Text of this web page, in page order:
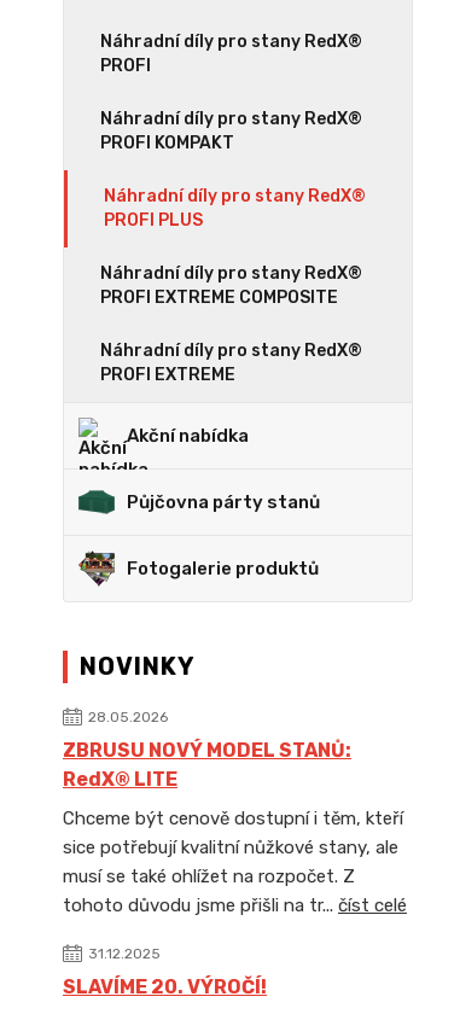
Náhradní díly pro stany RedX®
PROFI
Náhradní díly pro stany RedX®
PROFI KOMPAKT
Náhradní díly pro stany RedX®
PROFI PLUS
Náhradní díly pro stany RedX®
PROFI EXTREME COMPOSITE
Náhradní díly pro stany RedX®
PROFI EXTREME
Akční nabídka
Půjčovna párty stanů
Fotogalerie produktů
NOVINKY
28.05.2026
ZBRUSU NOVÝ MODEL STANŮ:
RedX® LITE
Chceme být cenově dostupní i těm, kteří
sice potřebují kvalitní nůžkové stany, ale
musí se také ohlížet na rozpočet. Z
tohoto důvodu jsme přišli na tr... číst celé
31.12.2025
SLAVÍME 20. VÝROČÍ!